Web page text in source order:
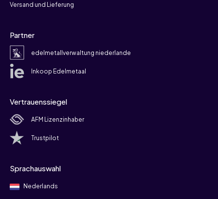
Versand und Lieferung
Partner
edelmetallverwaltung niederlande
Inkoop Edelmetaal
Vertrauenssiegel
AFM Lizenzinhaber
Trustpilot
Sprachauswahl
Nederlands